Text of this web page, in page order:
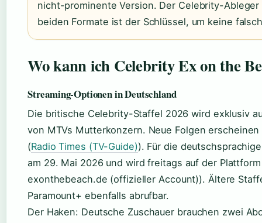
nicht-prominente Version. Der Celebrity-
beiden Formate ist der Schlüssel, um keine
Wo kann ich Celebrity Ex on the
Streaming-Optionen in Deutschland
Die britische Celebrity-Staffel 2026 wird exklusiv
von MTVs Mutterkonzern. Neue Folgen
(Radio Times (TV-Guide)). Für die
am 29. Mai 2026 und wird freitags auf der
exonthebeach.de (offizieller Account)). Ältere
Paramount+ ebenfalls abrufbar.
Der Haken: Deutsche Zuschauer brauchen zwei